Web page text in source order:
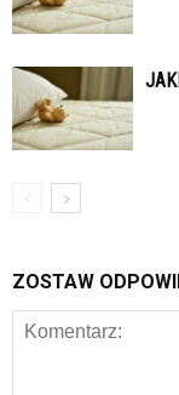
ZOSTAW